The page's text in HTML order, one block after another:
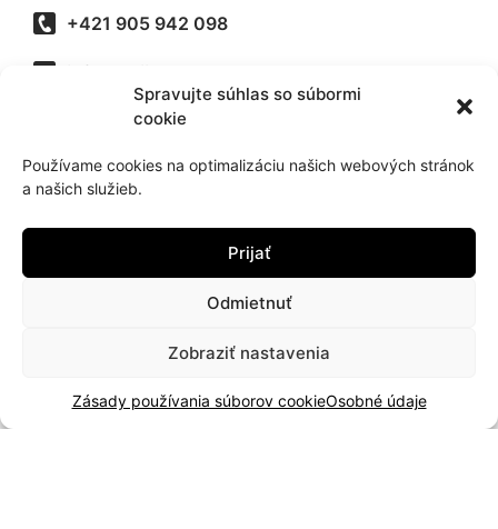
Spravujte súhlas so súbormi
cookie
Používame cookies na optimalizáciu našich webových stránok
a našich služieb.
Prijať
Odmietnuť
Zobraziť nastavenia
Zásady používania súborov cookieOsobné údaje
+421 905 942 098
info@hujik.sk
facebook
instagram